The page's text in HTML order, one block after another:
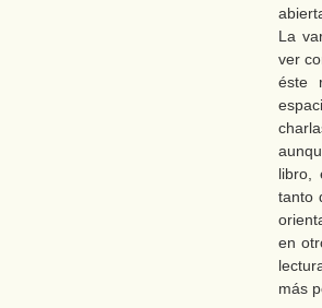
La
ver
éste
libro,
tanto
en
más